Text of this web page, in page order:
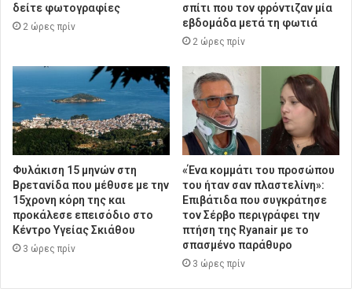
δείτε φωτογραφίες
2 ώρες πρίν
σπίτι που τον φρόντιζαν μία
εβδομάδα μετά τη φωτιά
2 ώρες πρίν
Φυλάκιση 15 μηνών στη
Βρετανίδα που μέθυσε με την
15χρονη κόρη της και
προκάλεσε επεισόδιο στο
Κέντρο Υγείας Σκιάθου
3 ώρες πρίν
«Ένα κομμάτι του προσώπου
του ήταν σαν πλαστελίνη»:
Επιβάτιδα που συγκράτησε
τον Σέρβο περιγράφει την
πτήση της Ryanair με το
σπασμένο παράθυρο
3 ώρες πρίν